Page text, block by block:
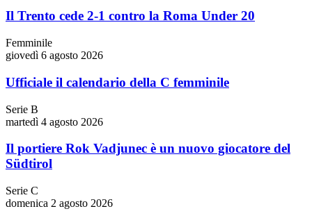
Il Trento cede 2-1 contro la Roma Under 20
Femminile
giovedì 6 agosto 2026
Ufficiale il calendario della C femminile
Serie B
martedì 4 agosto 2026
Il portiere Rok Vadjunec è un nuovo giocatore del
Südtirol
Serie C
domenica 2 agosto 2026